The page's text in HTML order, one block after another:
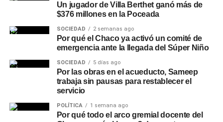
Un jugador de Villa Berthet ganó más de
$376 millones en la Poceada
SOCIEDAD 2 semanas ago
Por qué el Chaco ya activó un comité de
emergencia ante la llegada del Súper Niño
SOCIEDAD 5 días ago
Por las obras en el acueducto, Sameep
trabaja sin pausas para restablecer el
servicio
POLÍTICA 1 semana ago
Por qué todo el arco gremial docente del